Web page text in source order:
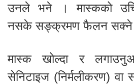
उनले भने । मास्कको
नसके सङ्क्रमण फैलन सक्ने
मास्क खोल्दा र
सेनिटाइज (निर्मलीकरण) वा